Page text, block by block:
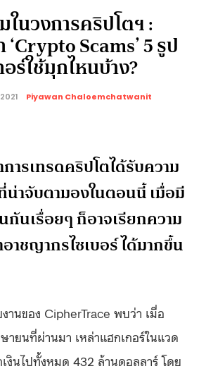
นวงการคริปโตฯ :
Scams’ 5 รูป
ร์ใช้มุกไหนบ้าง?
Piyawan Chaloemchatwanit
ารเทรดคริปโตได้รับความ
น่าจับตามองในตอนนี้ เมื่อมี
นเรื่อยๆ ก็อาจเรียกความ
าชญากรไซเบอร์ ได้มากขึ้น
านของ CipherTrace พบว่า เมื่อ
ายนที่ผ่านมา เหล่าแฮกเกอร์ในแวด
งินไปทั้งหมด 432 ล้านดอลลาร์ โดย